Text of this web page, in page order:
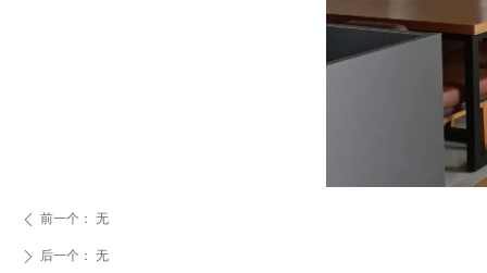
ꄴ 前一个： 无
ꄲ 后一个： 无